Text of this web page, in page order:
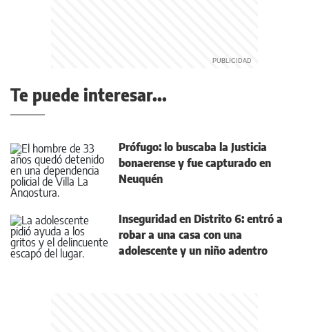
Te puede interesar...
Prófugo: lo buscaba la Justicia
bonaerense y fue capturado en
Neuquén
Inseguridad en Distrito 6: entró a
robar a una casa con una
adolescente y un niño adentro